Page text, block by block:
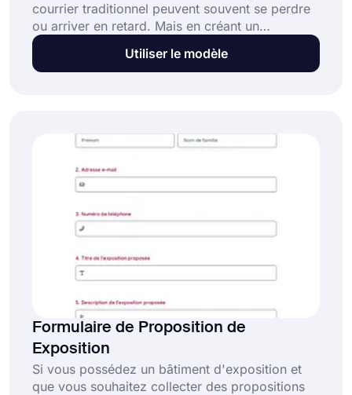
courrier traditionnel peuvent souvent se perdre
ou arriver en retard. Mais en créant un
formulaire de recommandation de bourse, vous
pouvez collecter rapidement et en toute sécurité
en ligne !
Utiliser le modèle
Formulaire de Proposition de
Exposition
Si vous possédez un bâtiment d'exposition et
que vous souhaitez collecter des propositions